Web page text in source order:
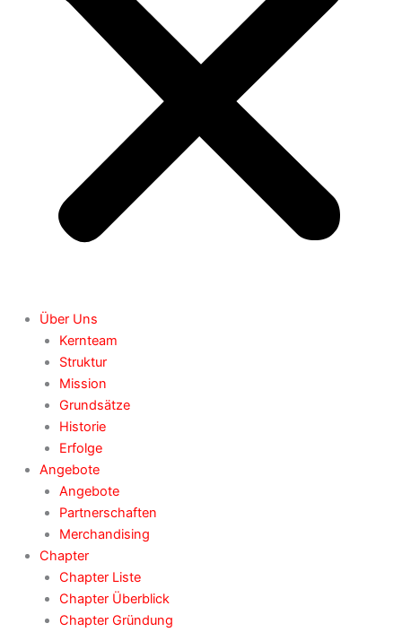
Über Uns
Kernteam
Struktur
Mission
Grundsätze
Historie
Erfolge
Angebote
Angebote
Partnerschaften
Merchandising
Chapter
Chapter Liste
Chapter Überblick
Chapter Gründung